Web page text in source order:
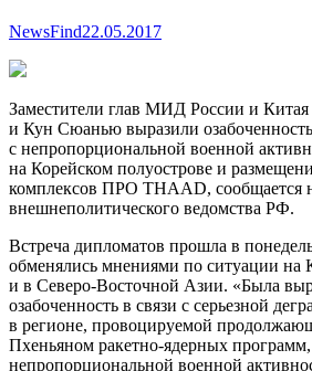
NewsFind22.05.2017
Заместители глав МИД России и
и Кун Сюанью выразили озабоченность
с непропорциональной военной
на Корейском полуострове и
комплексов ПРО THAAD, сообщается
внешнеполитического ведомства РФ.
Встреча дипломатов прошла в
обменялись мнениями по ситуации на
и в Северо-Восточной Азии. «Была
озабоченность в связи с серьезной
в регионе, провоцируемой
Пхеньяном ракетно-ядерных
непропорциональной военной